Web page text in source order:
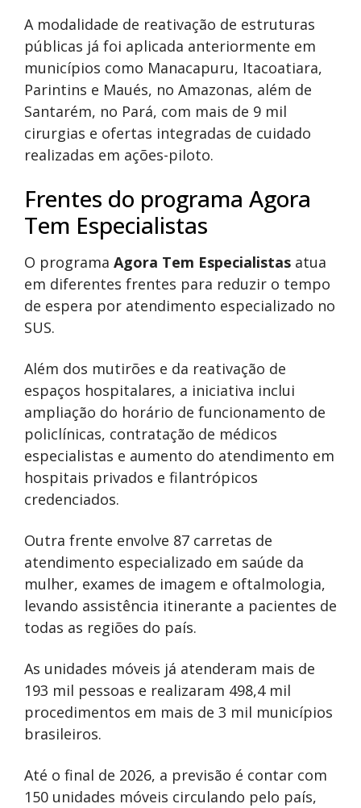
A modalidade de reativação de estruturas
públicas já foi aplicada anteriormente em
municípios como Manacapuru, Itacoatiara,
Parintins e Maués, no Amazonas, além de
Santarém, no Pará, com mais de 9 mil
cirurgias e ofertas integradas de cuidado
realizadas em ações-piloto.
Frentes do programa Agora
Tem Especialistas
O programa Agora Tem Especialistas atua
em diferentes frentes para reduzir o tempo
de espera por atendimento especializado no
SUS.
Além dos mutirões e da reativação de
espaços hospitalares, a iniciativa inclui
ampliação do horário de funcionamento de
policlínicas, contratação de médicos
especialistas e aumento do atendimento em
hospitais privados e filantrópicos
credenciados.
Outra frente envolve 87 carretas de
atendimento especializado em saúde da
mulher, exames de imagem e oftalmologia,
levando assistência itinerante a pacientes de
todas as regiões do país.
As unidades móveis já atenderam mais de
193 mil pessoas e realizaram 498,4 mil
procedimentos em mais de 3 mil municípios
brasileiros.
Até o final de 2026, a previsão é contar com
150 unidades móveis circulando pelo país,